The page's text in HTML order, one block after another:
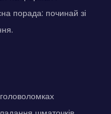
порада: починай зі